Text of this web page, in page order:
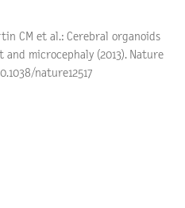
CM et al.: Cerebral organoids
microcephaly (2013). Nature
nature12517